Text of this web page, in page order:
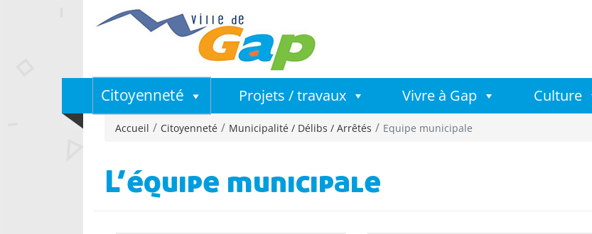
Citoyenneté Projets / travaux Vivre à Gap Culture
Accueil Citoyenneté Municipalité / Délibs / Arrêtés Equipe municipale
L’équipe municipale